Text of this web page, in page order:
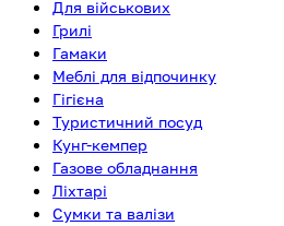
Для військових
Грилі
Гамаки
Меблі для відпочинку
Гігієна
Туристичний посуд
Кунг-кемпер
Газове обладнання
Ліхтарі
Сумки та валізи